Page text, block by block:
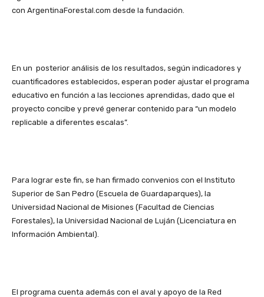
con ArgentinaForestal.com desde la fundación.
En un posterior análisis de los resultados, según indicadores y
cuantificadores establecidos, esperan poder ajustar el programa
educativo en función a las lecciones aprendidas, dado que el
proyecto concibe y prevé generar contenido para “un modelo
replicable a diferentes escalas”.
Para lograr este fin, se han firmado convenios con el Instituto
Superior de San Pedro (Escuela de Guardaparques), la
Universidad Nacional de Misiones (Facultad de Ciencias
Forestales), la Universidad Nacional de Luján (Licenciatura en
Información Ambiental).
El programa cuenta además con el aval y apoyo de la Red